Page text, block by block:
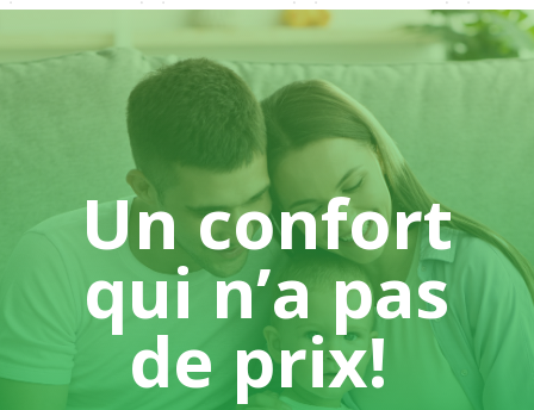
Un confort
qui n’a pas
de prix!